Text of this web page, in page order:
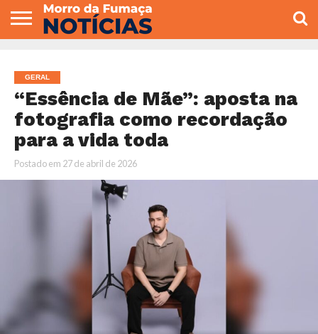
VEREADORES
GERAL
“Essência de Mãe”: aposta na
fotografia como recordação
para a vida toda
Postado em 27 de abril de 2026